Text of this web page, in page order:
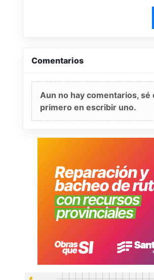
Comentarios
Aun no hay comentarios, sé
primero en escribir uno.